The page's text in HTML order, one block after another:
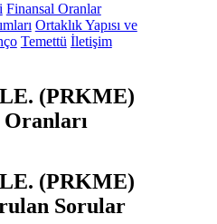
Finansal Oranlar
Ortaklık Yapısı ve
Temettü İletişim
(PRKME)
(PRKME)
Sorular